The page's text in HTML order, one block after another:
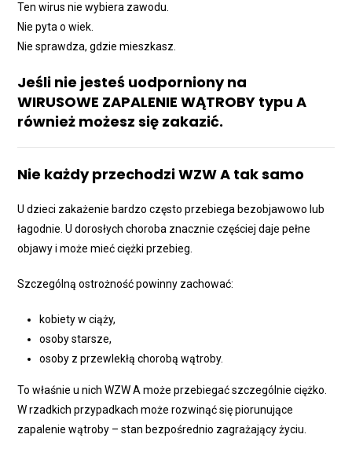
Ten wirus nie wybiera zawodu.
Nie pyta o wiek.
Nie sprawdza, gdzie mieszkasz.
Jeśli nie jesteś uodporniony na
WIRUSOWE ZAPALENIE WĄTROBY typu A
również możesz się zakazić.
Nie każdy przechodzi WZW A tak samo
U dzieci zakażenie bardzo często przebiega bezobjawowo lub
łagodnie. U dorosłych choroba znacznie częściej daje pełne
objawy i może mieć ciężki przebieg.
Szczególną ostrożność powinny zachować:
kobiety w ciąży,
osoby starsze,
osoby z przewlekłą chorobą wątroby.
To właśnie u nich WZW A może przebiegać szczególnie ciężko.
W rzadkich przypadkach może rozwinąć się piorunujące
zapalenie wątroby – stan bezpośrednio zagrażający życiu.